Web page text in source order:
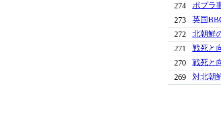
274
ポプラ
273
英国
272
北朝鮮
271
戦死と
270
戦死と
269
対北朝